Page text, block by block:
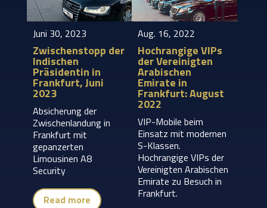
Juni 30, 2023
Zwischenstopp der
Indischen
Präsidentin in
Frankfurt, Juni
2023
Absicherung der
Zwischenlandung in
Frankfurt mit
gepanzerten
Limousinen A8
Security
Read more
Aug. 16, 2022
Hochrangige VIPs
der Vereinigten
Arabischen
Emirate in
Frankfurt: August
2022
VIP-Mobile beim
Einsatz mit modernen
S-Klassen.
Hochrangige VIPs der
Vereinigten Arabischen
Emirate zu Besuch in
Frankfurt.